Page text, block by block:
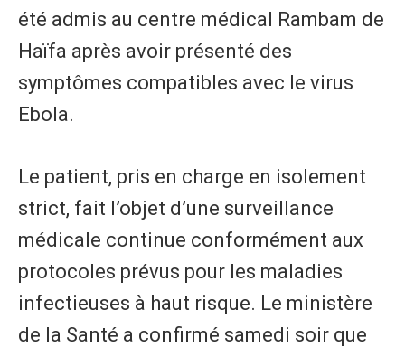
été admis au centre médical Rambam de
Haïfa après avoir présenté des
symptômes compatibles avec le virus
Ebola.
Le patient, pris en charge en isolement
strict, fait l’objet d’une surveillance
médicale continue conformément aux
protocoles prévus pour les maladies
infectieuses à haut risque. Le ministère
de la Santé a confirmé samedi soir que